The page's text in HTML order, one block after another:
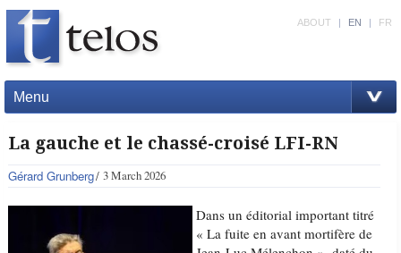
Menu
ABOUT | EN | FR
La gauche et le chassé-croisé LFI-RN
Gérard Grunberg 3 March 2026
Dans un éditorial important titré
« La fuite en avant mortifère de